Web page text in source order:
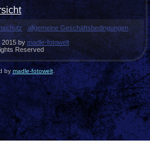
allgemeine Geschäftsbedingungen
2015 by madle-fotowelt
Reserved
bymadle-fotowelt.